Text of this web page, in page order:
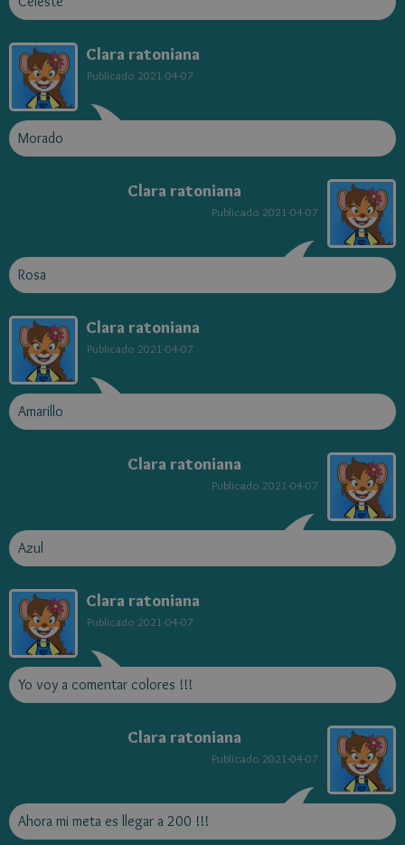
Clara ratoniana
Publicado 2021-04-07
Morado
Clara ratoniana
Publicado 2021-04-07
Rosa
Clara ratoniana
Publicado 2021-04-07
Amarillo
Clara ratoniana
Publicado 2021-04-07
Azul
Clara ratoniana
Publicado 2021-04-07
Yo voy a comentar colores !!!
Clara ratoniana
Publicado 2021-04-07
Ahora mi meta es llegar a 200 !!!